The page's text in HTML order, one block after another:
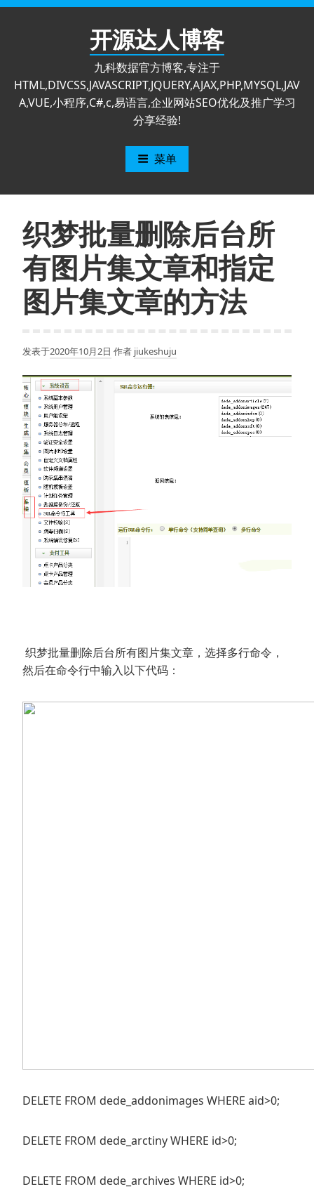
跳
开源达人博客
九科数据官方博客,专注于
HTML,DIVCSS,JAVASCRIPT,JQUERY,AJAX,PHP,MYSQL,JAV
A,VUE,小程序,C#,c,易语言,企业网站SEO优化及推广学习
分享经验!
菜单
织梦批量删除后台所
有图片集文章和指定
图片集文章的方法
发表于2020年10月2日 作者 jiukeshuju
织梦批量删除后台所有图片集文章，选择多行命令，
然后在命令行中输入以下代码：
DELETE FROM dede_addonimages WHERE aid>0;
DELETE FROM dede_arctiny WHERE id>0;
DELETE FROM dede_archives WHERE id>0;